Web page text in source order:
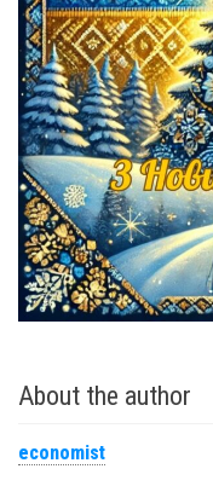
About the author
economist